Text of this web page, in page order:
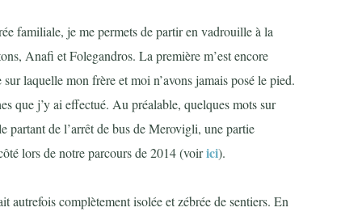
familiale, je me permets de partir en vadrouille à la
Anafi et Folegandros. La première m’est encore
laquelle mon frère et moi n’avons jamais posé le pied.
que j’y ai effectué. Au préalable, quelques mots sur
partant de l’arrêt de bus de Merovigli, une partie
lors de notre parcours de 2014 (voirici).
autrefois complètement isolée et zébrée de sentiers. En